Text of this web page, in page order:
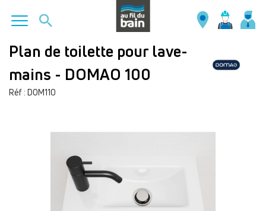
Aller
contenu
principal
Plan de toilette pour lave-
mains - DOMAO 100
Réf : DOM110